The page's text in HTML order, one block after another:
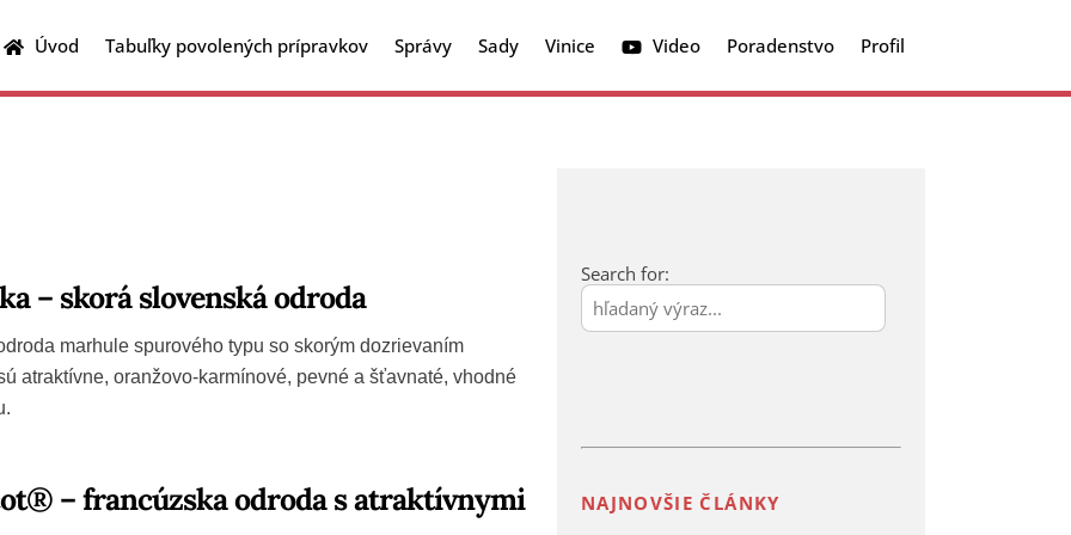
Úvod Tabuľky povolených prípravkov Správy Sady Vinice Video Poradenstvo Profil
– skorá slovenská odroda
marhule spurového typu so skorým dozrievaním
atraktívne, oranžovo-karmínové, pevné a šťavnaté, vhodné
– francúzska odroda s atraktívnymi
Search for:
NAJNOVŠIE ČLÁNKY